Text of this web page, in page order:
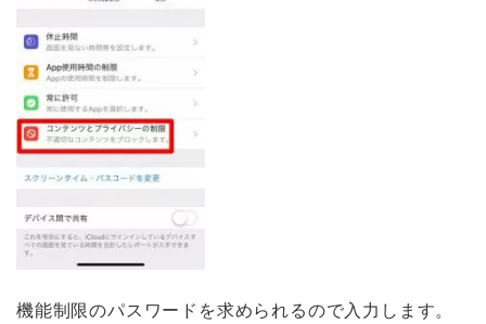
機能制限のパスワードを求められるので入力します。